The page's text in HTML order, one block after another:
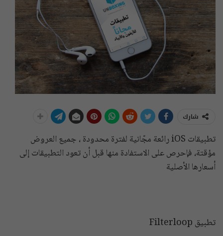
شارك
تطبيقات iOS رائعة مجّانية لفترة محدودة ، جميع العروض
مؤقتة، فإحرص على الاستفادة منها قبل أن تعود التطبيقات إلى
أسعارها الأصلية
تطبيق Filterloop